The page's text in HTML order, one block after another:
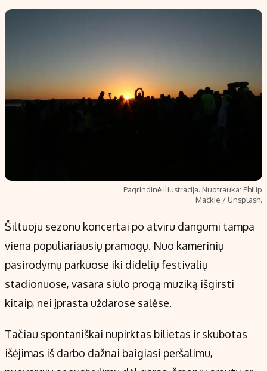
Infliacija
Būsto finansai
Įdomios naujienos
Apie mus
Turinio žymėjimo taisyklės
Kontaktai
Regionų naujienos
Indėlių palūkanos
Pagrindinė iliustracija. Nuotrauka: Philip
Mackie / Unsplash.
Šiltuoju sezonu koncertai po atviru dangumi tampa
viena populiariausių pramogų. Nuo kamerinių
pasirodymų parkuose iki didelių festivalių
stadionuose, vasara siūlo progą muziką išgirsti
kitaip, nei įprasta uždarose salėse.
Tačiau spontaniškai nupirktas bilietas ir skubotas
išėjimas iš darbo dažnai baigiasi peršalimu,